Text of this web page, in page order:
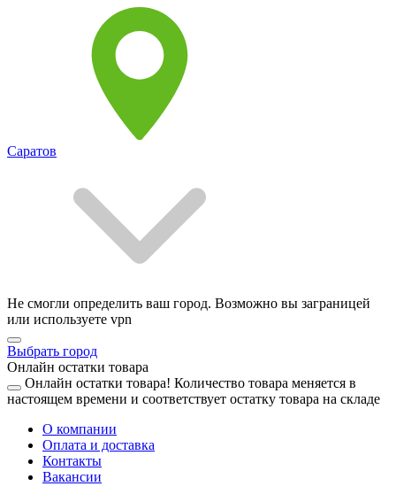
Саратов
Не смогли определить ваш город. Возможно вы заграницей
или используете vpn
Выбрать город
Онлайн остатки товара
Онлайн остатки товара! Количество товара меняется в
настоящем времени и соответствует остатку товара на складе
О компании
Оплата и доставка
Контакты
Вакансии